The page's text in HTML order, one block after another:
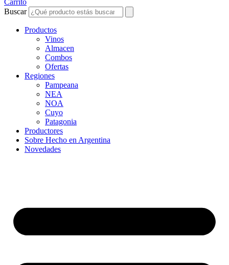
Carrito
Buscar
Productos
Vinos
Almacen
Combos
Ofertas
Regiones
Pampeana
NEA
NOA
Cuyo
Patagonia
Productores
Sobre Hecho en Argentina
Novedades